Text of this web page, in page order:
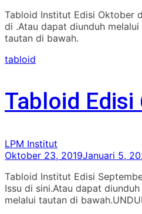
Tabloid Institut Edisi Oktober
di .Atau dapat diunduh
tautan di bawah.
tabloid
Tabloid Edisi
LPM Institut
Oktober 23, 2019Januari 5,
Tabloid Institut Edisi
Issu di sini.Atau dapat
melalui tautan di